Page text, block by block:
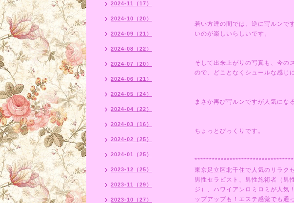
若い方達の間では、逆に写ルンで
いのが楽しいらしいです。
そして出来上がりの写真も、今の
ので、どことなくシュールな感じ
まさか再び写ルンですが人気にな
ちょっとびっくりです。
東京足立区北千住で人気のリラク
男性セラピスト、男性施術者（男
ジ）、ハワイアンロミロミが人気
ップアップも！エステ感覚でも通
2024-11（17）
2024-10（20）
2024-09（21）
2024-08（22）
2024-07（20）
2024-06（21）
2024-05（24）
2024-04（22）
2024-03（16）
2024-02（25）
2024-01（25）
2023-12（25）
2023-11（29）
2023-10（27）